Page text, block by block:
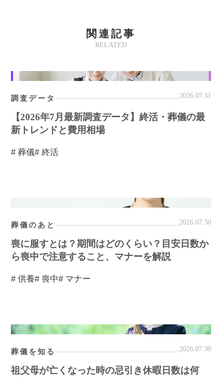
RELATED
関連記事
調査データ 2026.07.31
【2026年7月最新調査データ】終活・葬儀の最
新トレンドと費用相場
# 葬儀# 終活
葬儀のあと 2026.07.30
喪に服すとは？期間はどのくらい？目安日数か
ら喪中で注意すること、マナーを解説
# 供養# 喪中# マナー
葬儀を知る 2026.07.30
祖父母が亡くなった時の忌引き休暇日数は何